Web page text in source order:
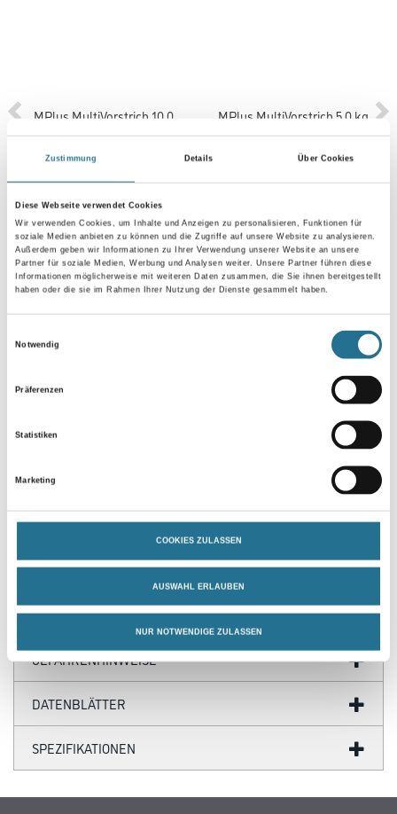
Zustimmung Details Über Cookies
Diese Webseite verwendet Cookies
Wir verwenden Cookies, um Inhalte und Anzeigen zu personalisieren, Funktionen für
soziale Medien anbieten zu können und die Zugriffe auf unsere Website zu analysieren.
Außerdem geben wir Informationen zu Ihrer Verwendung unserer Website an unsere
Partner für soziale Medien, Werbung und Analysen weiter. Unsere Partner führen diese
Informationen möglicherweise mit weiteren Daten zusammen, die Sie ihnen bereitgestellt
haben oder die sie im Rahmen Ihrer Nutzung der Dienste gesammelt haben.
Notwendig
Präferenzen
Statistiken
Marketing
COOKIES ZULASSEN
AUSWAHL ERLAUBEN
NUR NOTWENDIGE ZULASSEN
MPlus MultiVorstrich 10,0
kg EC1 Plus & Blauer
Engel NEU
8001-003349
sehen
MPlus MultiVorstrich 5,0 kg
EC1 Plus & Blauer Engel
NEU
sehen
- Hergestellt aus natürlichen und erneuerbaren Rohstoffen
- Langlebig, umweltfreundlich, strapazierfähig, hygienisch und
- natürliche bakteriostatische Eigenschaften
- Linoleum ist ein biobasierter Bodenbelag und wird aus bis zu 98
% natürlichen Rohstoffen hergestellt (z. B. Leinöl, Baumharz,
Holzmehl, Kakaobohnenschalen und Jute) von denen 76 %
- Fußbodenheizung geeignet für wasserführende Systeme
ZUSATZINFOS
GEFAHRENHINWEISE
DATENBLÄTTER
SPEZIFIKATIONEN